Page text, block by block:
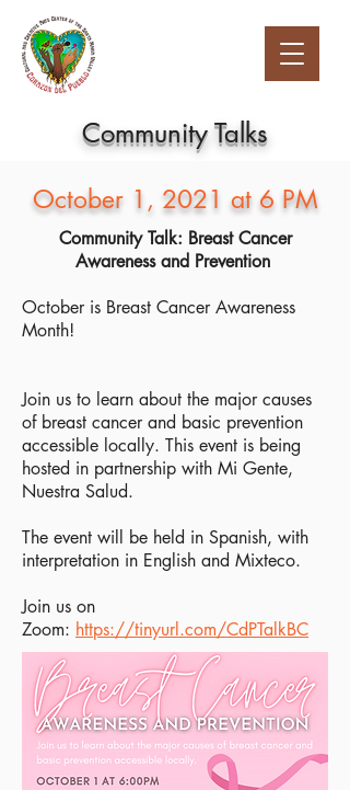
Community Talks
October 1, 2021 at 6 PM
Community Talk: Breast Cancer
Awareness and Prevention
October is Breast Cancer Awareness
Month!
Join us to learn about the major causes
of breast cancer and basic prevention
accessible locally. This event is being
hosted in partnership with Mi Gente,
Nuestra Salud.
The event will be held in Spanish, with
interpretation in English and Mixteco.
Join us on
Zoom: https://tinyurl.com/CdPTalkBC